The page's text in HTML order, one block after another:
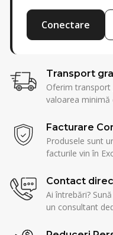
Conectare
Transport
Oferim transport
valoarea minimă
Facturare
Produsele sunt
facturile vin în
Contact
Ai întrebări?
un consultant